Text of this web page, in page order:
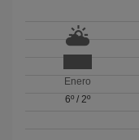
Enero
6º/ 2º